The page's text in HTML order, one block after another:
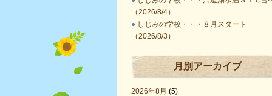
（2026/8/4）
● しじみの学校・・・８月スタート
（2026/8/3）
月別アーカイブ
2026年8月 (5)